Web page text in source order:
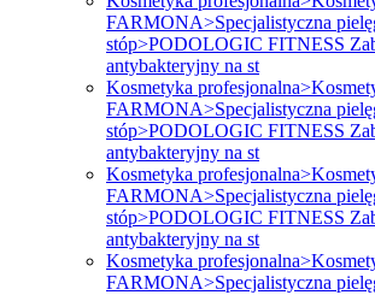
FARMONA>Specjalistyczna
stóp>PODOLOGIC FITNESS
antybakteryjny na st
Kosmetyka
FARMONA>Specjalistyczna
stóp>PODOLOGIC FITNESS
antybakteryjny na st
Kosmetyka
FARMONA>Specjalistyczna
stóp>PODOLOGIC FITNESS
antybakteryjny na st
Kosmetyka
FARMONA>Specjalistyczna